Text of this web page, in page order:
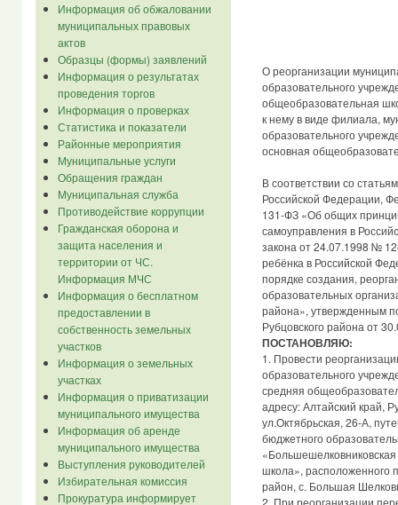
Информация об обжаловании
муниципальных правовых
актов
Образцы (формы) заявлений
Информация о результатах
проведения торгов
Информация о проверках
Статистика и показатели
Районные мероприятия
Муниципальные услуги
Обращения граждан
Муниципальная служба
Противодействие коррупции
Гражданская оборона и
защита населения и
территории от ЧС.
Информация МЧС
Информация о бесплатном
предоставлении в
собственность земельных
участков
Информация о земельных
участках
Информация о приватизации
муниципального имущества
Информация об аренде
муниципального имущества
Выступления руководителей
Избирательная комиссия
Прокуратура информирует
О реорганизации
образовательного
общеобразовательная
к нему в виде филиала,
образовательного
основная
В соответствии со
Российской Федерации,
131-ФЗ «Об общих
самоуправления в
закона от 24.07.1998 №
ребёнка в Российской
порядке создания,
образовательных
района», утвержденным
Рубцовского района от
ПОСТАНОВЛЯЮ:
1. Провести
образовательного
средняя
адресу: Алтайский край,
ул.Октябрьская, 26-А,
бюджетного
школа», расположенного
район, с. Большая